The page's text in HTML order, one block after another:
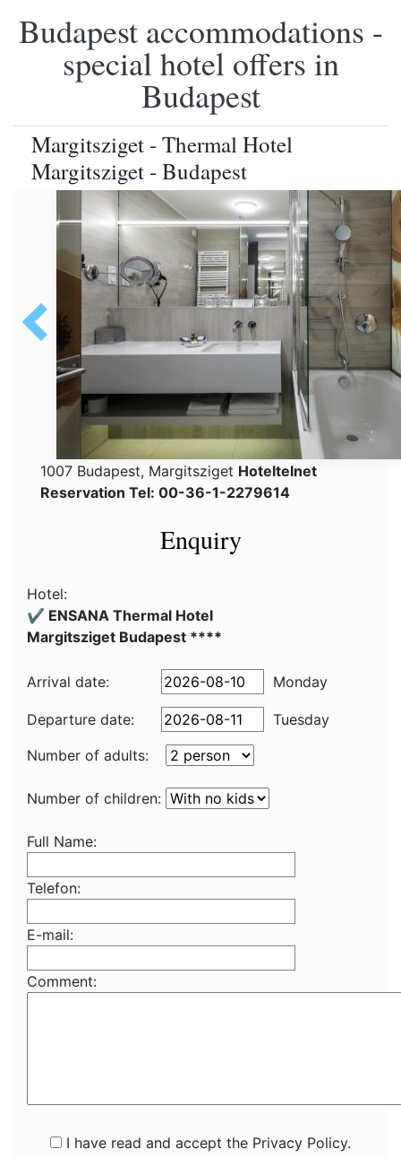
Budapest accommodations -
special hotel offers in
Budapest
Margitsziget - Thermal Hotel
Margitsziget - Budapest
1007 Budapest, Margitsziget Hoteltelnet
Reservation Tel: 00-36-1-2279614
Enquiry
Hotel:
✔️ ENSANA Thermal Hotel
Margitsziget Budapest ****
Arrival date: Monday
Departure date:
Tuesday
Number of adults:
Number of children:
Full Name:
Telefon:
E-mail:
Comment:
I have read and accept the Privacy Policy.